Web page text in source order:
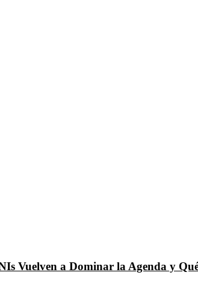
Vuelven a Dominar la Agenda y